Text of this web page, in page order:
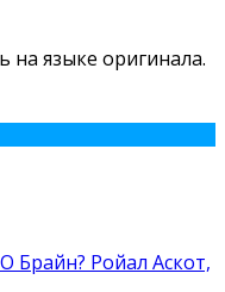
на языке оригинала.